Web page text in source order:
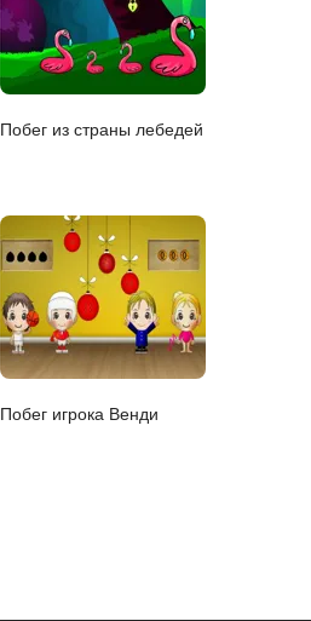
Побег из страны лебедей
Побег игрока Венди